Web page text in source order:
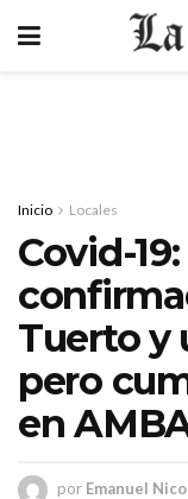
Inicio Locales
Covid-
Tuerto y
pero
en
por Emanuel